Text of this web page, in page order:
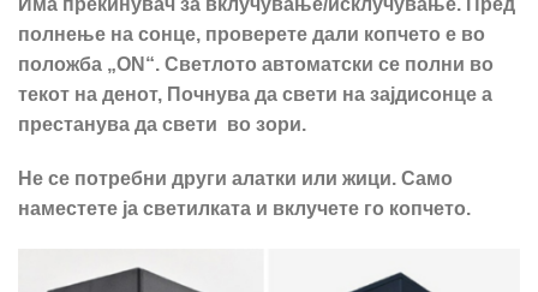
полнење на сонце, проверете дали копчето е во
положба „ON“. Светлото автоматски се полни во
текот на денот, Почнува да свети на зајдисонце а
престанува да свети во зори.
Не се потребни други алатки или жици. Само
наместете ја светилката и вклучете го копчето.